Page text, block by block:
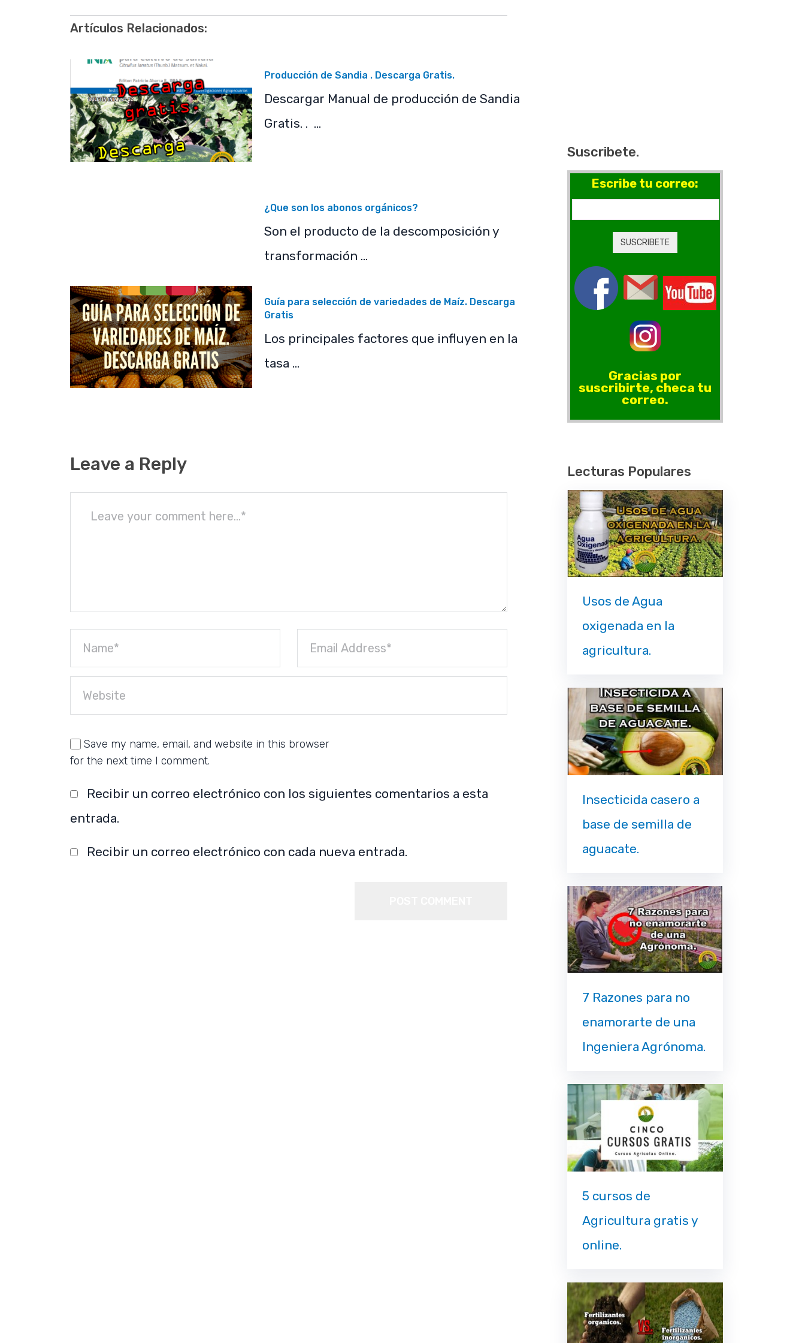
Artículos Relacionados:
Producción de Sandia . Descarga Gratis.
Descargar Manual de producción de Sandia
Gratis. . …
¿Que son los abonos orgánicos?
Son el producto de la descomposición y
transformación …
Guía para selección de variedades de Maíz. Descarga
Gratis
Los principales factores que influyen en la
tasa …
Leave a Reply
Save my name, email, and website in this browser
for the next time I comment.
Recibir un correo electrónico con los siguientes comentarios a esta
entrada.
Recibir un correo electrónico con cada nueva entrada.
Suscribete.
Escribe tu correo:
Gracias por
suscribirte, checa tu
correo.
Lecturas Populares
Usos de Agua
oxigenada en la
agricultura.
Insecticida casero a
base de semilla de
aguacate.
7 Razones para no
enamorarte de una
Ingeniera Agrónoma.
5 cursos de
Agricultura gratis y
online.